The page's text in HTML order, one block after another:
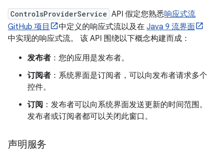
ControlsProviderService API 假定您熟悉响应式流
GitHub 项目
中定义的响应式流以及在 Java 9 流界面
中实现的响应式流。 该 API 围绕以下概念构建而成：
发布者 ：您的应用是发布者。
订阅者 ：系统界面是订阅者，可以向发布者请求多个
控件。
订阅 ：发布者可以向系统界面发送更新的时间范围。
发布者或订阅者都可以关闭此窗口。
声明服务